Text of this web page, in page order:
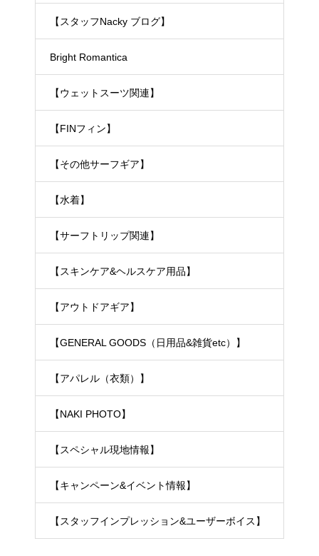
【スタッフNacky ブログ】
Bright Romantica
【ウェットスーツ関連】
【FINフィン】
【その他サーフギア】
【水着】
【サーフトリップ関連】
【スキンケア&ヘルスケア用品】
【アウトドアギア】
【GENERAL GOODS（日用品&雑貨etc）】
【アパレル（衣類）】
【NAKI PHOTO】
【スペシャル現地情報】
【キャンペーン&イベント情報】
【スタッフインプレッション&ユーザーボイス】